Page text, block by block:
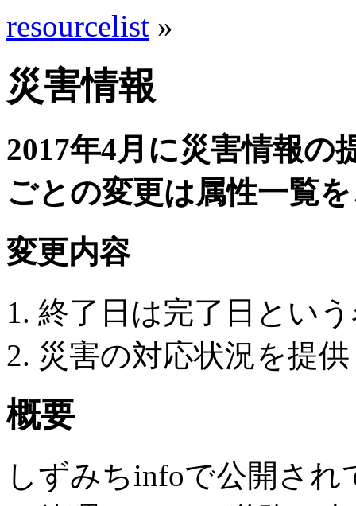
resourcelist »
災害情報
2017年4月に災害情報の
ごとの変更は属性一覧
変更内容
終了日は完了日とい
災害の対応状況を提
概要
しずみちinfoで公開さ